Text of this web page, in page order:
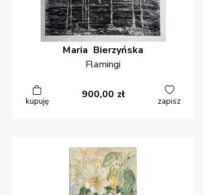
Maria Bierzyńska
Flamingi
kupuję
900,00 zł
zapisz